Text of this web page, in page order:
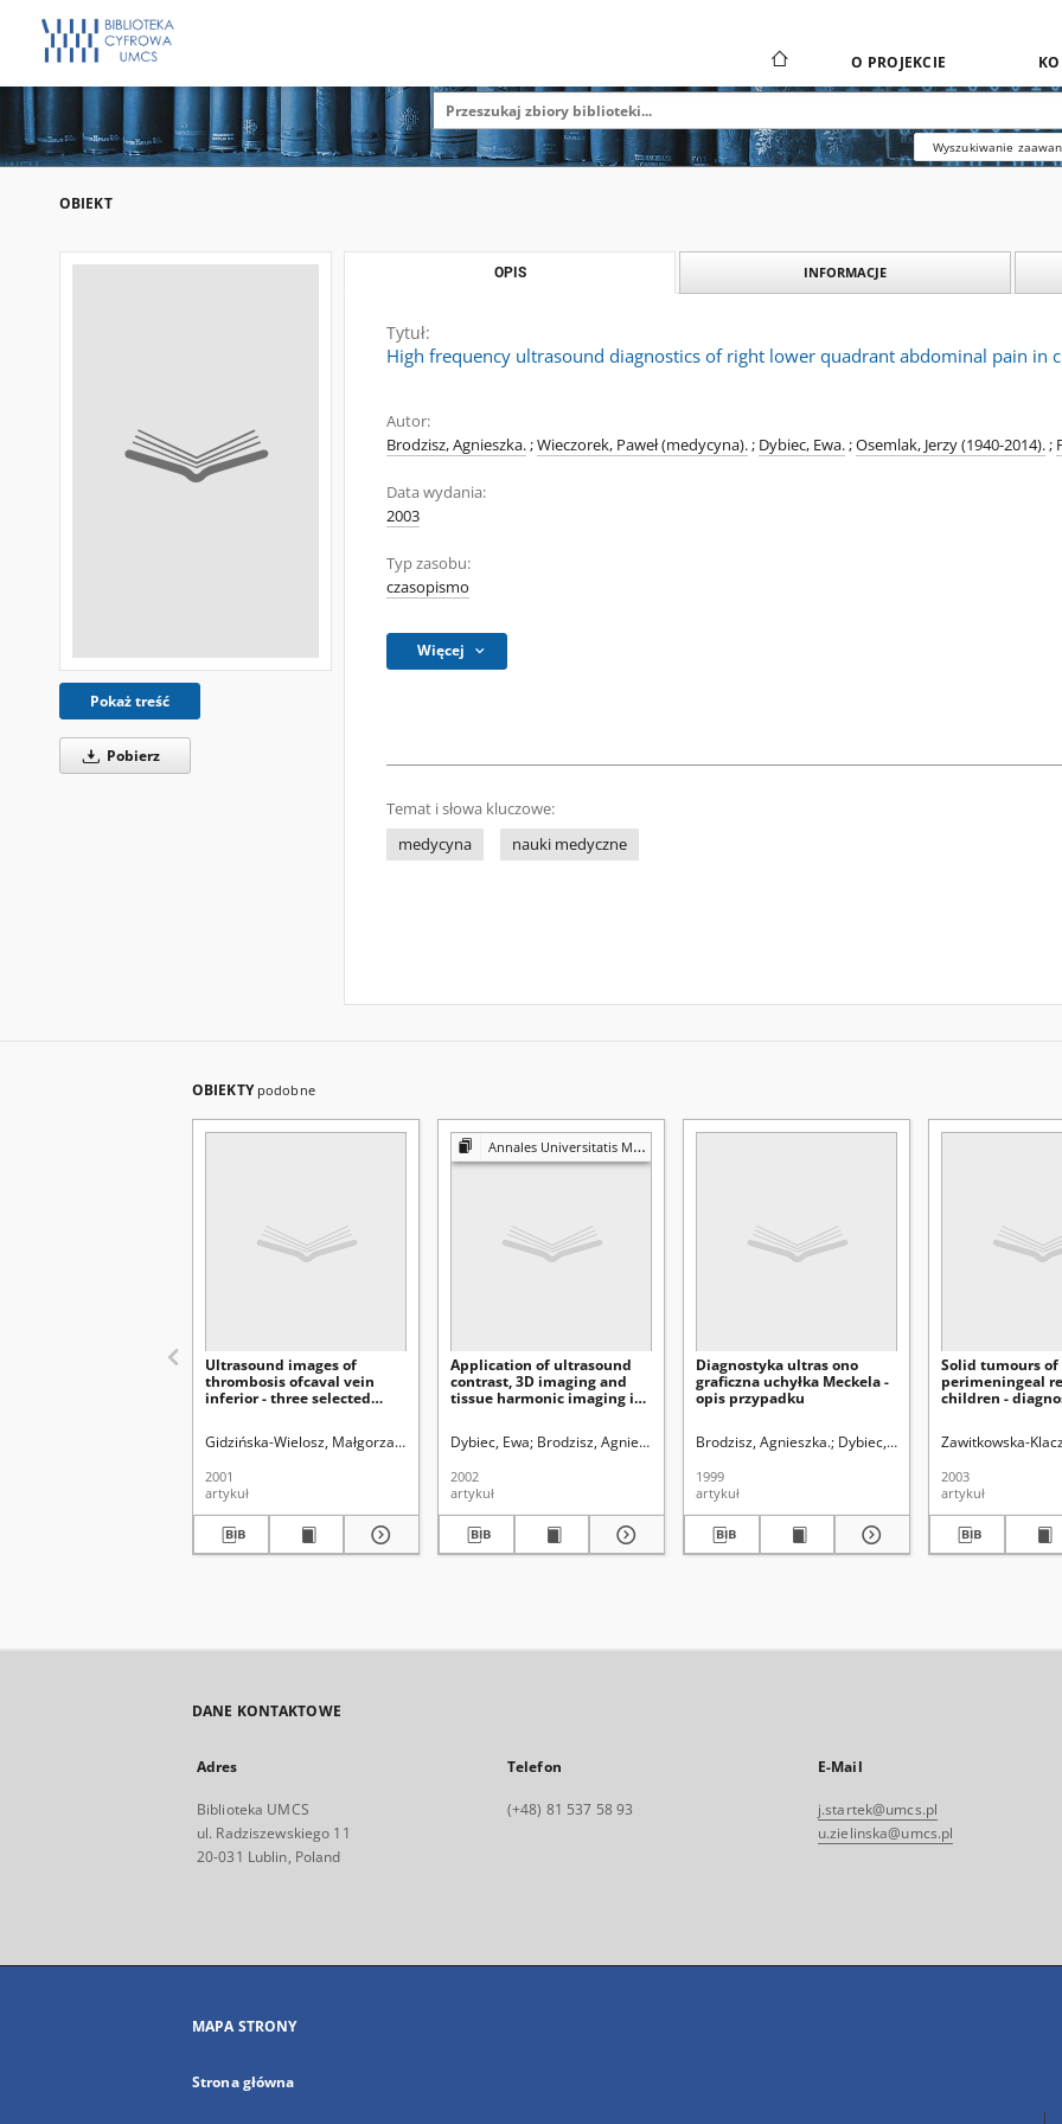
O PROJEKCIE
Wyszukiwanie
OBIEKT
Pokaż treść
Pobierz
OPIS INFORMACJE
Tytuł:
High frequency ultrasound diagnostics of right lower quadrant abdominal pain in
Autor:
Brodzisz, Agnieszka.;Wieczorek, Paweł (medycyna).; Dybiec, Ewa.;Osemlak, Jerzy (1940-2014).;
Data wydania:
2003
Typ zasobu:
czasopismo
Więcej
Temat i słowa kluczowe:
medycyna
nauki medyczne
OBIEKTY podobne
Ultrasound images of
thrombosis ofcaval vein
inferior - three selected
Gidzińska-Wielosz, Małgorzata.
Dybiec, Ewa. Brodzisz, Agnieszka. Wieczorek, Paweł (medycyna). Osemlak, Jerzy (1940-2014).
2001
artykuł
Annales Universitatis Mariae Curie-Skłodowska. Sectio D, Medicina
Application of ultrasound
contrast, 3D imaging and
tissue harmonic imaging in
in children
Dybiec, Ewa Brodzisz, Agnieszka Piętka, Magdalena Obłoza, Małgorzata Mielnik-
2002
artykuł
Diagnostyka ultras ono
graficzna uchyłka Meckela -
opis przypadku
Brodzisz, Agnieszka. Dybiec, Ewa. Wieczorek, Paweł
1999
artykuł
Solid tumours of
perimeningeal
children -
Zawitkowska-
2003
artykuł
DANE KONTAKTOWE
Adres
Biblioteka UMCS
ul. Radziszewskiego 11
20-031 Lublin, Poland
Telefon
(+48) 81 537 58 93
E-Mail
j.startek@umcs.pl
u.zielinska@umcs.pl
MAPA STRONY
Strona główna